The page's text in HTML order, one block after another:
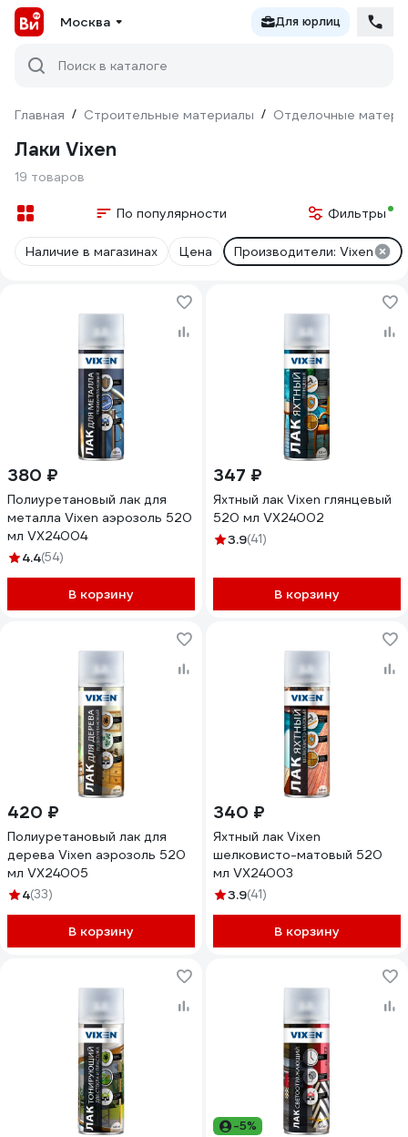
Москва Для юрлиц
Поиск в каталоге
Главная / Строительные материалы / Отделочные
Лаки Vixen
19 товаров
По популярности Фильтры
Наличие в магазинах Цена Производители: Vixen
380 ₽
Полиуретановый лак для
металла Vixen аэрозоль 520
мл VX24004
4.4(54)
В корзину
347 ₽
Яхтный лак Vixen глянцевый
520 мл VX24002
3.9(41)
В корзину
420 ₽
Полиуретановый лак для
дерева Vixen аэрозоль 520
мл VX24005
4(33)
В корзину
340 ₽
Яхтный лак Vixen
шелковисто-матовый 520
мл VX24003
3.9(41)
В корзину
-5%